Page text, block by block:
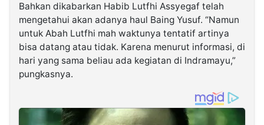
Bahkan dikabarkan Habib Lutfhi Assyegaf telah
mengetahui akan adanya haul Baing Yusuf. “Namun
untuk Abah Lutfhi mah waktunya tentatif artinya
bisa datang atau tidak. Karena menurut informasi, di
hari yang sama beliau ada kegiatan di Indramayu,”
pungkasnya.